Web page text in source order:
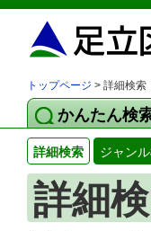
トップページ > 詳細検索
かんたん検
詳細検索 ジャン
詳細